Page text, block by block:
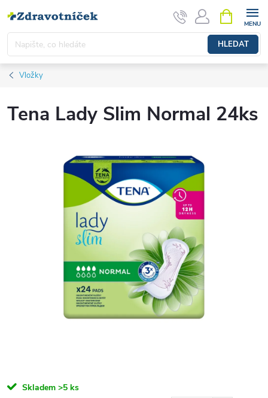
HLEDAT
Vložky
Tena Lady Slim Normal 24ks
Skladem >5 ks